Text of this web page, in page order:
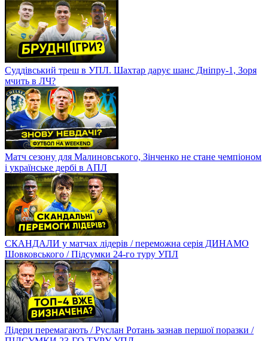
Суддівський треш в УПЛ. Шахтар дарує шанс Дніпру-1, Зоря
мчить в ЛЧ?
Матч сезону для Малиновського, Зінченко не стане чемпіоном
і українське дербі в АПЛ
СКАНДАЛИ у матчах лідерів / переможна серія ДИНАМО
Шовковського / Підсумки 24-го туру УПЛ
Лідери перемагають / Руслан Ротань зазнав першої поразки /